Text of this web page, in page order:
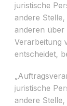
juristische
andere
anderen über
Verarbeitung
entscheidet,
juristische
andere